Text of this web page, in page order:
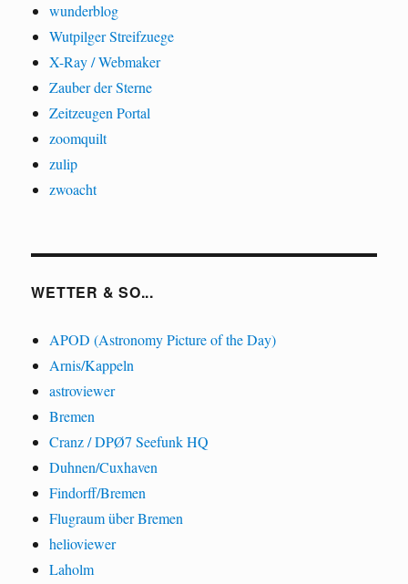
wunderblog
Wutpilger Streifzuege
X-Ray / Webmaker
Zauber der Sterne
Zeitzeugen Portal
zoomquilt
zulip
zwoacht
WETTER & SO...
APOD (Astronomy Picture of the Day)
Arnis/Kappeln
astroviewer
Bremen
Cranz / DPØ7 Seefunk HQ
Duhnen/Cuxhaven
Findorff/Bremen
Flugraum über Bremen
helioviewer
Laholm